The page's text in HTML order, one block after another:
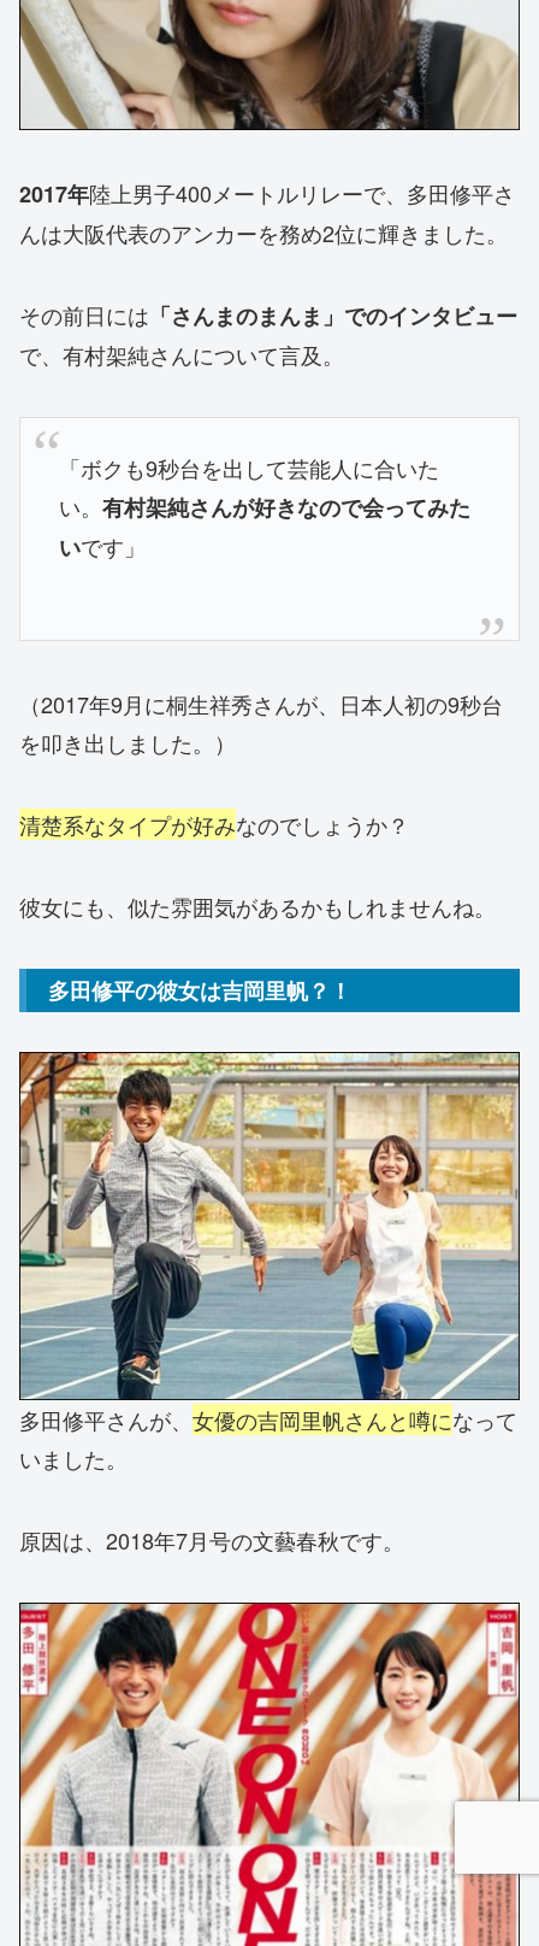
2017年陸上男子400メートルリレーで、多田修平さ
んは大阪代表のアンカーを務め2位に輝きました。
その前日には 「さんまのまんま」でのインタビュー
で、有村架純さんについて言及。
「ボクも9秒台を出して芸能人に合いた
い。有村架純さんが好きなので会ってみた
いです」
（2017年9月に桐生祥秀さんが、日本人初の9秒台
を叩き出しました。）
清楚系なタイプが好みなのでしょうか？
彼女にも、似た雰囲気があるかもしれませんね。
多田修平の彼女は吉岡里帆？！
多田修平さんが、 女優の吉岡里帆さんと噂になって
いました。
原因は、2018年7月号の文藝春秋です。